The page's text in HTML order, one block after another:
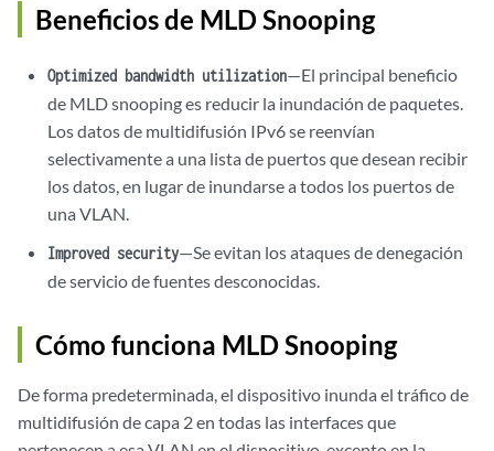
Beneficios de MLD Snooping
Optimized bandwidth utilization—El principal beneficio
de MLD snooping es reducir la inundación de paquetes.
Los datos de multidifusión IPv6 se reenvían
selectivamente a una lista de puertos que desean recibir
los datos, en lugar de inundarse a todos los puertos de
una VLAN.
Improved security—Se evitan los ataques de denegación
de servicio de fuentes desconocidas.
Cómo funciona MLD Snooping
De forma predeterminada, el dispositivo inunda el tráfico de
multidifusión de capa 2 en todas las interfaces que